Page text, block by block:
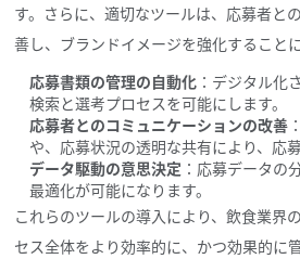
す。さらに、適切なツールは、応募者と
善し、ブランドイメージを強化すること
応募書類の管理の自動化 ：デジタル化
検索と選考プロセスを可能にします。
応募者とのコミュニケーションの改善
や、応募状況の透明な共有により、応
データ駆動の意思決定 ：応募データの
最適化が可能になります。
これらのツールの導入により、飲食業界
セス全体をより効率的に、かつ効果的に